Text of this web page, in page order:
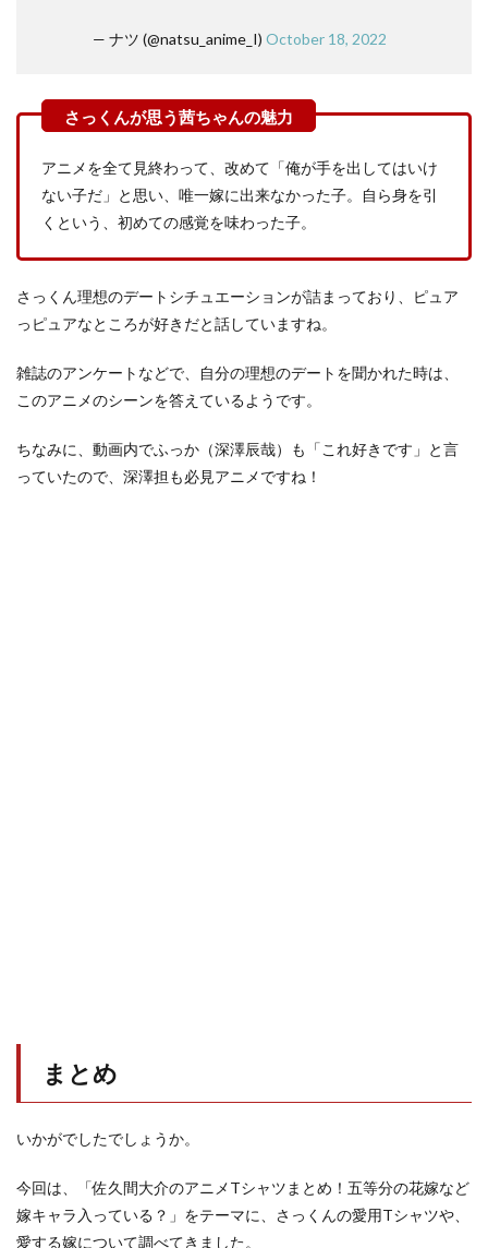
— ナツ (@natsu_anime_I) October 18, 2022
アニメを全て見終わって、改めて「俺が手を出してはいけ
ない子だ」と思い、唯一嫁に出来なかった子。自ら身を引
くという、初めての感覚を味わった子。
さっくん理想のデートシチュエーションが詰まっており、ピュア
っピュアなところが好きだと話していますね。
雑誌のアンケートなどで、自分の理想のデートを聞かれた時は、
このアニメのシーンを答えているようです。
ちなみに、動画内でふっか（深澤辰哉）も「これ好きです」と言
っていたので、深澤担も必見アニメですね！
まとめ
いかがでしたでしょうか。
今回は、「佐久間大介のアニメTシャツまとめ！五等分の花嫁など
嫁キャラ入っている？」をテーマに、さっくんの愛用Tシャツや、
愛する嫁について調べてきました。